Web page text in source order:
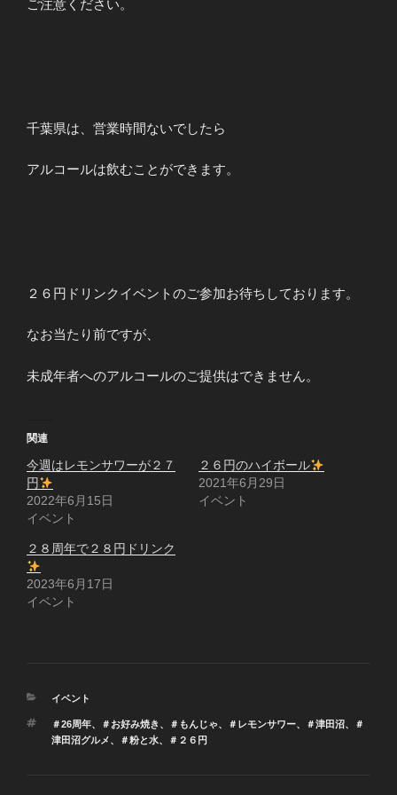
ご注意ください。
千葉県は、営業時間ないでしたら
アルコールは飲むことができます。
２６円ドリンクイベントのご参加お待ちしております。
なお当たり前ですが、
未成年者へのアルコールのご提供はできません。
関連
今週はレモンサワーが２７
円
2022年6月15日
イベント
２６円のハイボール
2021年6月29日
イベント
２８周年で２８円ドリンク
2023年6月17日
イベント
カ
ゴ
リ
イベント
タ
グ
＃26周年、 ＃お好み焼き 、 ＃もんじゃ、 ＃レモンサワー、 ＃津田沼、
＃
津田沼グルメ、 ＃粉と水、 ＃２６円